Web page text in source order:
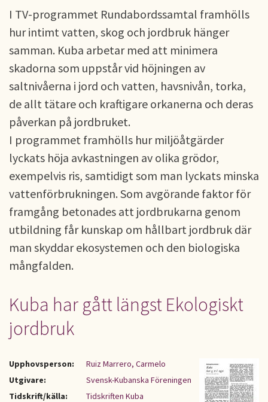
I TV-programmet Rundabordssamtal framhölls
hur intimt vatten, skog och jordbruk hänger
samman. Kuba arbetar med att minimera
skadorna som uppstår vid höjningen av
saltnivåerna i jord och vatten, havsnivån, torka,
de allt tätare och kraftigare orkanerna och deras
påverkan på jordbruket.
I programmet framhölls hur miljöåtgärder
lyckats höja avkastningen av olika grödor,
exempelvis ris, samtidigt som man lyckats minska
vattenförbrukningen. Som avgörande faktor för
framgång betonades att jordbrukarna genom
utbildning får kunskap om hållbart jordbruk där
man skyddar ekosystemen och den biologiska
mångfalden.
Kuba har gått längst Ekologiskt
jordbruk
Upphovsperson:
Ruiz Marrero, Carmelo
Utgivare:
Svensk-Kubanska Föreningen
Tidskrift/källa:
Tidskriften Kuba